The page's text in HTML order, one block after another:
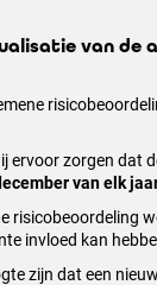
van de
ervoor zorgen dat
van elk
risicobeoordeling
invloed kan
zijn dat een